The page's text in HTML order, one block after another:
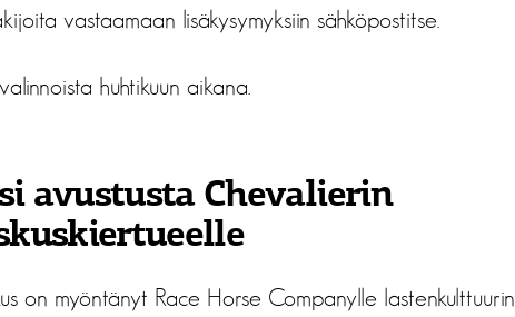
vastaamaan lisäkysymyksiin sähköpostitse.
huhtikuun aikana.
avustusta Chevalierin
on myöntänyt Race Horse Companylle lastenkulttuurin